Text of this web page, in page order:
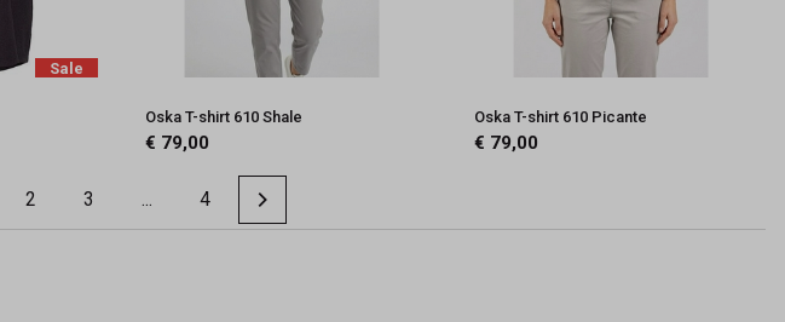
Sale
Oska T-shirt 610 Shale
€ 79,00
Oska T-shirt 610 Picante
€ 79,00
2 3 ... 4